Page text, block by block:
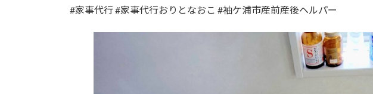
#家事代行 #家事代行おりとなおこ #袖ケ浦市産前産後ヘルパー